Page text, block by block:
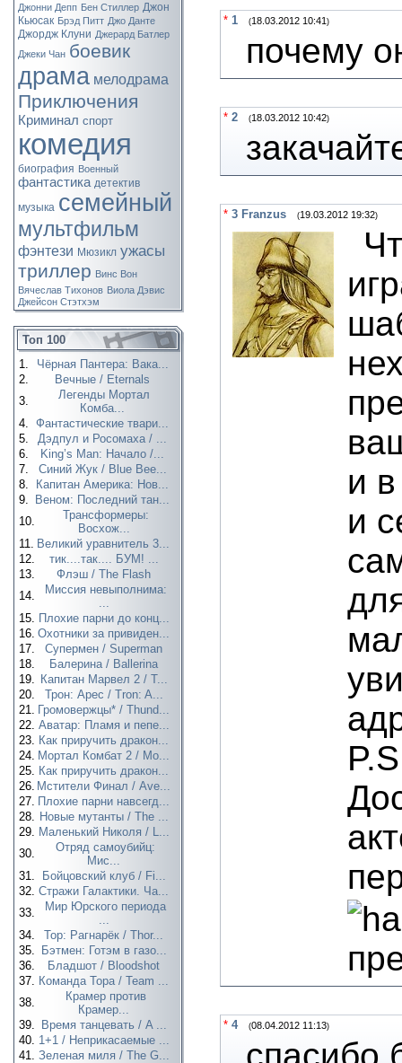
Джонни Депп Бен Стиллер Джон
Кьюсак Брэд Питт Джо Данте
Джордж Клуни Джерард Батлер
Джеки Чан боевик
драма мелодрама
Приключения
Криминал спорт
комедия
биография Военный
фантастика детектив
музыка семейный
мультфильм
фэнтези Мюзикл ужасы
триллер Винс Вон
Вячеслав Тихонов Виола Дэвис
Джейсон Стэтхэм
Топ 100
1.
Чёрная Пантера: Вака...
2.
Вечные / Eternals
3.
Легенды Мортал
Комба...
4. Фантастические твари...
5.
Дэдпул и Росомаха / ...
6.
King’s Man: Начало /...
7.
Синий Жук / Blue Bee...
8.
Капитан Америка: Нов...
9.
Веном: Последний тан...
10.
Трансформеры:
Восхож...
11. Великий уравнитель 3...
12.
тик....так.... БУМ! ...
13.
Флэш / The Flash
14.
Миссия невыполнима:
...
15. Плохие парни до конц...
16. Охотники за привиден...
17.
Супермен / Superman
18.
Балерина / Ballerina
19. Капитан Марвел 2 / T...
20.
Трон: Арес / Tron: A...
21. Громовержцы* / Thund...
22. Аватар: Пламя и пепе...
23. Как приручить дракон...
24. Мортал Комбат 2 / Mo...
25. Как приручить дракон...
26. Мстители Финал / Ave...
27. Плохие парни навсегд...
28. Новые мутанты / The ...
29. Маленький Николя / L...
30.
Отряд самоубийц:
Мис...
31.
Бойцовский клуб / Fi...
32. Стражи Галактики. Ча...
33.
Мир Юрского периода
...
34.
Тор: Рагнарёк / Thor...
35.
Бэтмен: Готэм в газо...
36.
Бладшот / Bloodshot
37. Команда Тора / Team ...
38.
Крамер против
Крамер...
39.
Время танцевать / A ...
40. 1+1 / Неприкасаемые ...
41. Зеленая миля / The G...
* 1 (18.03.2012 10:41 )
почему
* 2 (18.03.2012 10:42)
* 3 Franzus (19.03.2012 19:32)
и
и
* 4 (08.04.2012 11:13)